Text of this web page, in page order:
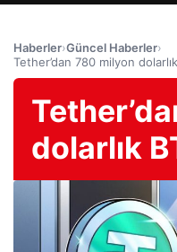
Haberler›Güncel Haberler›
Tether’dan 780 milyon
dolarlık